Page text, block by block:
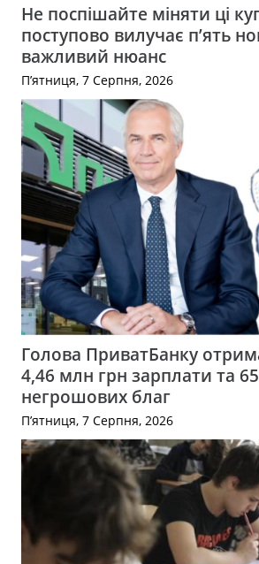
Не поспішайте міняти ці
поступово вилучає п’ять
важливий нюанс
П’ятниця, 7 Серпня, 2026
Голова ПриватБанку
4,46 млн грн зарплати та
негрошових благ
П’ятниця, 7 Серпня, 2026